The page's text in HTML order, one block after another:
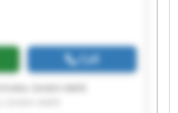
Call
GmbH AMIS